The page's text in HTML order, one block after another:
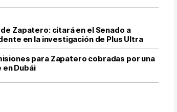
Zapatero: citará en el Senado a
en la investigación de Plus Ultra
para Zapatero cobradas por una
Dubái